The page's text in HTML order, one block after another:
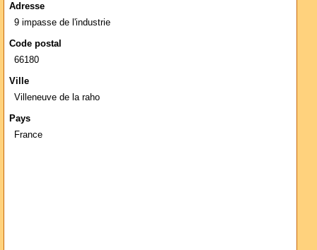
Adresse
9 impasse de l'industrie
Code postal
66180
Ville
Villeneuve de la raho
Pays
France